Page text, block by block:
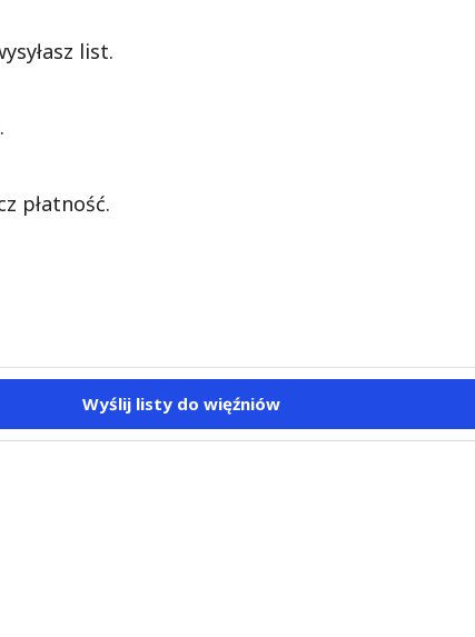
list.
płatność.
Wyślij listy do więźniów